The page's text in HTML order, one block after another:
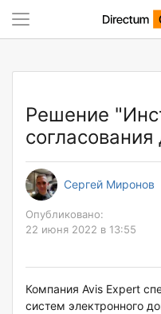
Решение
Сергей Миронов
Опубликовано:
22 июня 2022 в 13:55
Компания Avis Expert
систем электронного